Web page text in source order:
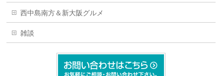
西中島南方＆新大阪グルメ
雑談